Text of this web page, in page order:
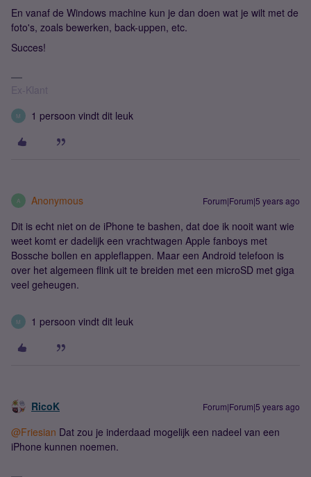
En vanaf de Windows machine kun je dan doen wat je wilt met de
foto's, zoals bewerken, back-uppen, etc.
Succes!
Ex-Klant
M 1 persoon vindt dit leuk
A Anonymous Forum|Forum|5 years ago
Dit is echt niet on de iPhone te bashen, dat doe ik nooit want wie
weet komt er dadelijk een vrachtwagen Apple fanboys met
Bossche bollen en appleflappen. Maar een Android telefoon is
over het algemeen flink uit te breiden met een microSD met giga
veel geheugen.
M 1 persoon vindt dit leuk
RicoK Forum|Forum|5 years ago
@Friesian Dat zou je inderdaad mogelijk een nadeel van een
iPhone kunnen noemen.